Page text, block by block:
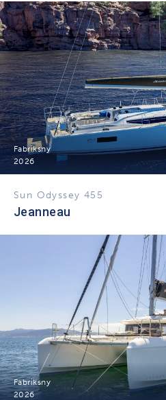
Fabriksny
2026
Sun Odyssey 455
Jeanneau
Fabriksny
2026